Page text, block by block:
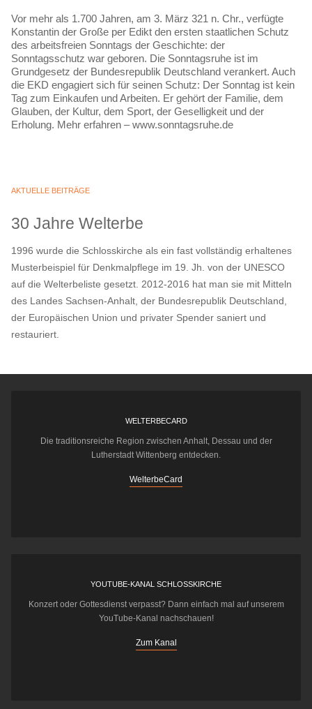
Vor mehr als 1.700 Jahren, am 3. März 321 n. Chr., verfügte
Konstantin der Große per Edikt den ersten staatlichen Schutz
des arbeitsfreien Sonntags der Geschichte: der
Sonntagsschutz war geboren. Die Sonntagsruhe ist im
Grundgesetz der Bundesrepublik Deutschland verankert. Auch
die EKD engagiert sich für seinen Schutz: Der Sonntag ist kein
Tag zum Einkaufen und Arbeiten. Er gehört der Familie, dem
Glauben, der Kultur, dem Sport, der Geselligkeit und der
Erholung. Mehr erfahren – www.sonntagsruhe.de
AKTUELLE BEITRÄGE
30 Jahre Welterbe
1996 wurde die Schlosskirche als ein fast vollständig erhaltenes
Musterbeispiel für Denkmalpflege im 19. Jh. von der UNESCO
auf die Welterbeliste gesetzt. 2012-2016 hat man sie mit Mitteln
des Landes Sachsen-Anhalt, der Bundesrepublik Deutschland,
der Europäischen Union und privater Spender saniert und
restauriert.
WELTERBECARD
Die traditionsreiche Region zwischen Anhalt, Dessau und der
Lutherstadt Wittenberg entdecken.
WelterbeCard
YOUTUBE-KANAL SCHLOSSKIRCHE
Konzert oder Gottesdienst verpasst? Dann einfach mal auf unserem
YouTube-Kanal nachschauen!
Zum Kanal